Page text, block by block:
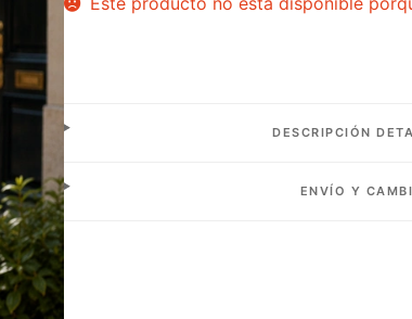
DESCRIPCIÓN
ENVÍO Y